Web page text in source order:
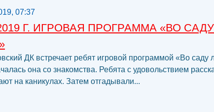
07:37
Г. ИГРОВАЯ ПРОГРАММА «ВО
ДК встречает ребят игровой программой «Во саду
она со знакомства. Ребята с удовольствием
на каникулах. Затем отгадывали...